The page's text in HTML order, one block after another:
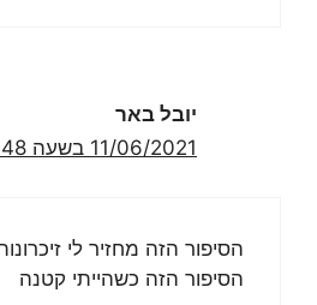
יובל באר
11/06/2021 בשעה 20:48
הסיפור הזה מחזיר לי
הסיפור הזה כשהייתי קטנה